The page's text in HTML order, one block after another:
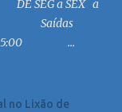
MC 7:30 MC 8:30
MC 14:30 MC 15:30
MC 21:30 MC
SEG a SEX a
Saídas
...
no Lixão de